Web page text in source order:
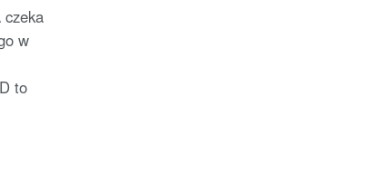
czeka
w
to